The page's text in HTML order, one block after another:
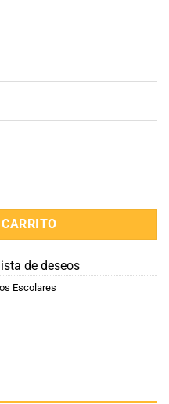
ml cantidad
de deseos
Escolares